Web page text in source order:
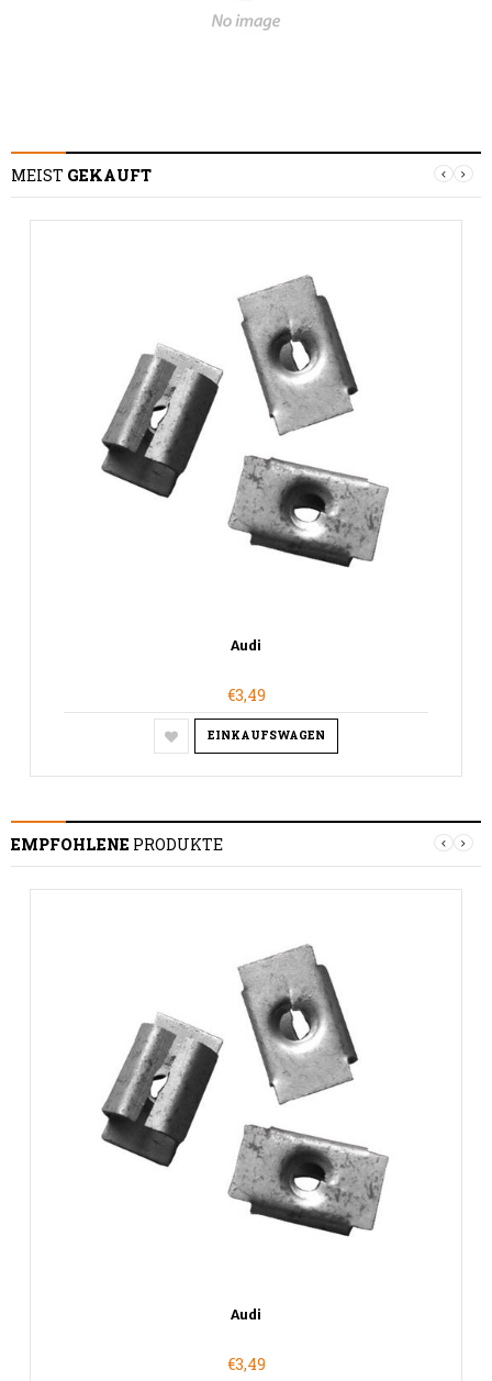
MEIST GEKAUFT
Audi
€3,49
EINKAUFSWAGEN
EMPFOHLENE PRODUKTE
Audi
€3,49